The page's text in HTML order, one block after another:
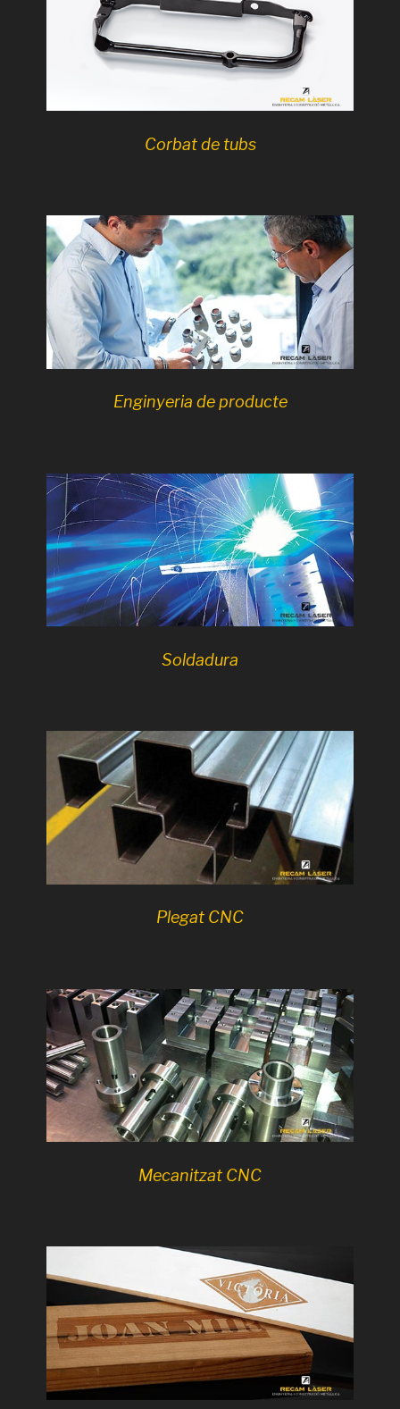
Corbat de tubs
Enginyeria de producte
Soldadura
Plegat CNC
Mecanitzat CNC